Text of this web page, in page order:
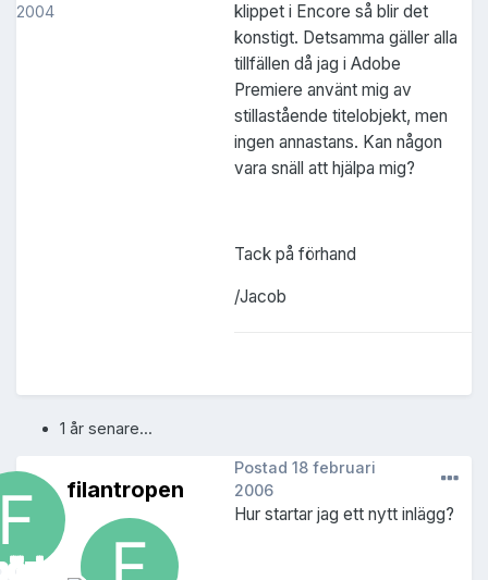
2004
klippet i Encore så blir det
konstigt. Detsamma gäller alla
tillfällen då jag i Adobe
Premiere använt mig av
stillastående titelobjekt, men
ingen annastans. Kan någon
vara snäll att hjälpa mig?
Tack på förhand
/Jacob
1 år senare...
filantropen
Postad 18 februari
2006
Hur startar jag ett nytt inlägg?